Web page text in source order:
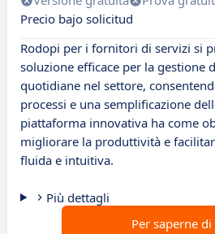
Precio bajo solicitud
Rodopi per i fornitori di servizi si
soluzione efficace per la gestione
quotidiane nel settore,
processi e una semplificazione
piattaforma innovativa ha come
migliorare la produttività e
fluida e intuitiva.
Più dettagli
Per saperne